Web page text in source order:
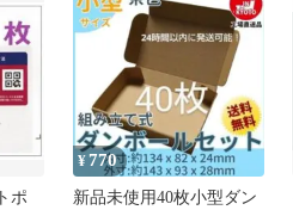
ポ
¥ 770
新品未使用40枚小型ダン